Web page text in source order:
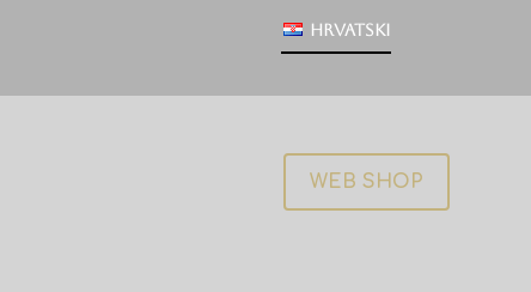
Hrvatski
WEB SHOP